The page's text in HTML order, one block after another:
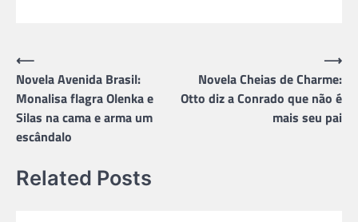
Navegação
de
Post
⟵
Novela Avenida Brasil:
Monalisa flagra Olenka e
Silas na cama e arma um
escândalo
Novela Cheias de Charme:
Otto diz a Conrado que não é
mais seu pai
⟶
Related Posts